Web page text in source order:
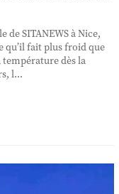
de SITANEWS à Nice,
fait plus froid que
dès la
l...